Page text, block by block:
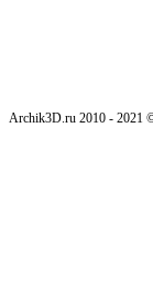
Archik3D.ru 2010 - 2021